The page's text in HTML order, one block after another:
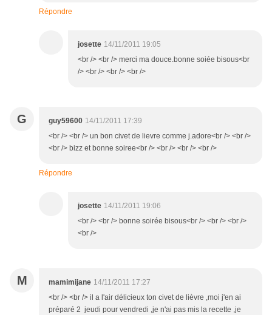
Répondre
josette 14/11/2011 19:05
<br /> <br /> merci ma douce.bonne soiée bisous<br
/> <br /> <br /> <br />
G guy59600 14/11/2011 17:39
<br /> <br /> un bon civet de lievre comme j.adore<br /> <br />
<br /> bizz et bonne soiree<br /> <br /> <br /> <br />
Répondre
josette 14/11/2011 19:06
<br /> <br /> bonne soirée bisous<br /> <br /> <br />
<br />
M mamimijane 14/11/2011 17:27
<br /> <br /> il a l'air délicieux ton civet de lièvre ,moi j'en ai
préparé 2 jeudi pour vendredi ,je n'ai pas mis la recette ,je